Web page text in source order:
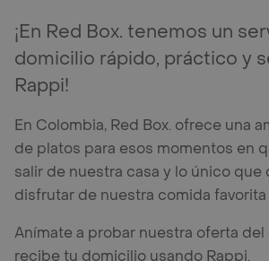
¡En Red Box. tenemos un
domicilio rápido, práctico y
Rappi!
En Colombia, Red Box. ofrece una
de platos para esos momentos en
salir de nuestra casa y lo único que
disfrutar de nuestra comida favorita
Anímate a probar nuestra oferta del
recibe tu domicilio usando Rappi.